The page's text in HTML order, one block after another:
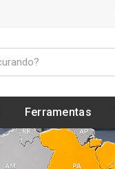
Ferramentas